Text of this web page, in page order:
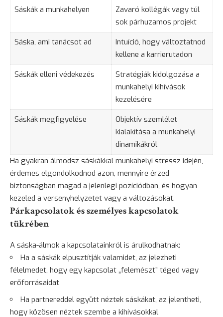
Sáskák a munkahelyen
Zavaró kollégák vagy túl
sok párhuzamos projekt
Sáska, ami tanácsot ad
Intuíció, hogy változtatnod
kellene a karrierutadon
Sáskák elleni védekezés
Stratégiák kidolgozása a
munkahelyi kihívások
kezelésére
Sáskák megfigyelése
Objektív szemlélet
kialakítása a munkahelyi
dinamikákról
Ha gyakran álmodsz sáskákkal munkahelyi stressz idején,
érdemes elgondolkodnod azon, mennyire érzed
biztonságban magad a jelenlegi pozíciódban, és hogyan
kezeled a versenyhelyzetet vagy a változásokat.
Párkapcsolatok és személyes kapcsolatok
tükrében
A sáska-álmok a kapcsolatainkról is árulkodhatnak:
Ha a sáskák elpusztítják valamidet, az jelezheti
félelmedet, hogy egy kapcsolat „felemészt” téged vagy
erőforrásaidat
Ha partnereddel együtt néztek sáskákat, az jelentheti,
hogy közösen néztek szembe a kihívásokkal